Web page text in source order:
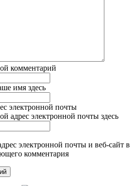
комментарий
имя здесь
электронной почты
адрес электронной почты здесь
электронной почты и веб-сайт в
комментария